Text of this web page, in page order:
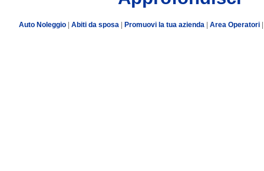
Auto Noleggio| Abiti da sposa| Promuovi la tua azienda Area Operatori